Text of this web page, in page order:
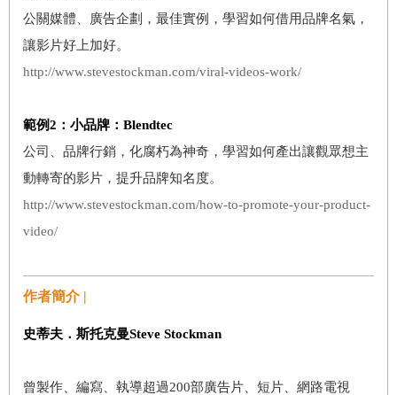
公關媒體、廣告企劃，最佳實例，學習如何借用品牌名氣，
讓影片好上加好。
http://www.stevestockman.com/viral-videos-work/
範例2 ：小品牌： Blendtec
公司、品牌行銷，化腐朽為神奇，學習如何產出讓觀眾想主
動轉寄的影片，提升品牌知名度。
http://www.stevestockman.com/how-to-promote-your-product-
video/
作者簡介 |
史蒂夫．斯托克曼Steve Stockman
曾製作、編寫、執導超過200部廣告片、短片、網路電視